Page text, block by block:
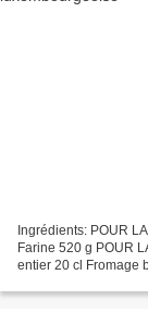
Ingrédients: POUR
Farine 520 g POUR
entier 20 cl Fromage